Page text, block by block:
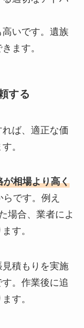
いです。遺族
ます。
する
ば、適正な価
。
が相場より高く
らです。例え
場合、業者によ
す。
積もりを実施
。作業後に追
す。